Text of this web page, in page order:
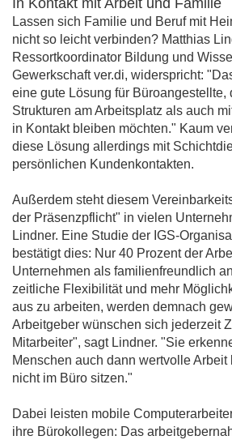
In Kontakt mit Arbeit und Familie
Lassen sich Familie und Beruf mit
nicht so leicht verbinden? Matthias
Ressortkoordinator Bildung und
Gewerkschaft ver.di, widerspricht:
eine gute Lösung für Büroangestellte,
Strukturen am Arbeitsplatz als auch
in Kontakt bleiben möchten." Kaum
diese Lösung allerdings mit
persönlichen Kundenkontakten.
Außerdem steht diesem
der Präsenzpflicht" in vielen
Lindner. Eine Studie der IGS-
bestätigt dies: Nur 40 Prozent der
Unternehmen als familienfreundlich
zeitliche Flexibilität und mehr
aus zu arbeiten, werden demnach
Arbeitgeber wünschen sich jederzeit
Mitarbeiter", sagt Lindner. "Sie
Menschen auch dann wertvolle
nicht im Büro sitzen."
Dabei leisten mobile
ihre Bürokollegen: Das